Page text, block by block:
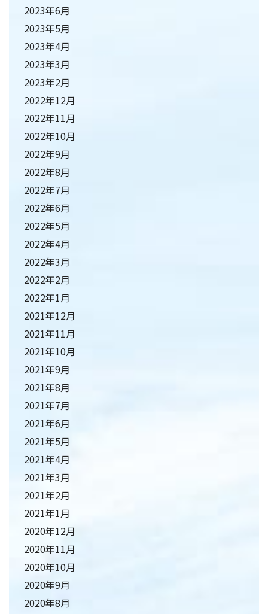
2023年6月
2023年5月
2023年4月
2023年3月
2023年2月
2022年12月
2022年11月
2022年10月
2022年9月
2022年8月
2022年7月
2022年6月
2022年5月
2022年4月
2022年3月
2022年2月
2022年1月
2021年12月
2021年11月
2021年10月
2021年9月
2021年8月
2021年7月
2021年6月
2021年5月
2021年4月
2021年3月
2021年2月
2021年1月
2020年12月
2020年11月
2020年10月
2020年9月
2020年8月